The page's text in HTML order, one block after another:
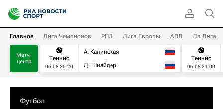
Главное Лига Чемпионов РПЛ Лига Европы АПЛ Ла Лига
Матч-
центр
Теннис
06.08 20:20
А. Калинская
Д. Шнайдер
Теннис
06.08 21:00
Футбол